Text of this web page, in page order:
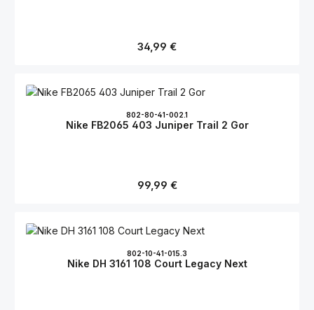
Regulärer Preis:
34,99 €
802-80-41-002.1
Nike FB2065 403 Juniper Trail 2 Gor
Regulärer Preis:
99,99 €
802-10-41-015.3
Nike DH 3161 108 Court Legacy Next